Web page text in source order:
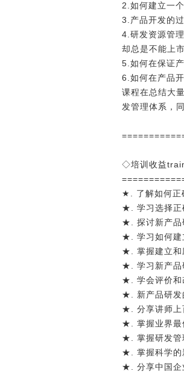
2.如何建立一
3.产品开发的
4.研发资源管
却总是不能上
5.如何在保证
6.如何在产品
课程在总结大
发管理体系，
◇培训收益
★. 了解如何正
★. 学习选择正
★. 探讨新产品
★. 学习如何建
★. 掌握建立和
★. 学习新产品
★. 学会评价和
★. 新产品研发
★. 分享讲师上
★. 掌握业界最
★. 掌握研发管
★. 掌握科学的
★. 分享中国企